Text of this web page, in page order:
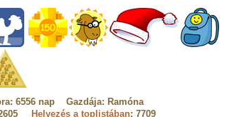
6556 nap Gazdája: Ramóna
Helyezés a toplistában: 7709